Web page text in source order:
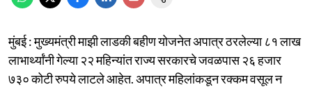
मुंबई : मुख्यमंत्री माझी लाडकी बहीण योजनेत अपात्र ठरलेल्या ८१ लाख
लाभार्थ्यांनी गेल्या २२ महिन्यांत राज्य सरकारचे जवळपास २६ हजार
७३० कोटी रुपये लाटले आहेत. अपात्र महिलांकडून रक्कम वसूल न